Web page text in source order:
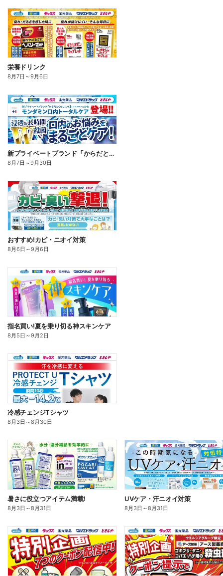
栄養ドリンク
8月7日 ～9月6日
新プライベートブランド「からだとくらしに+1(プラスワン)」よりモンダミン口内トータルケア登場!
8月7日 ～9月30日
おすすめ!カビ・ニオイ対策
8月6日 ～9月6日
指名買い!夏を乗り切る神スキンケア
8月5日 ～9月2日
冷感チェンジTシャツ
8月3日 ～8月30日
暑さに役立つアイテム満載!
8月3日 ～8月31日
UVケア・汗ニオイ対策
8月3日 ～8月31日